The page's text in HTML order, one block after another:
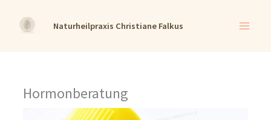
Inhalt
Naturheilpraxis Christiane Falkus
Hormonberatung